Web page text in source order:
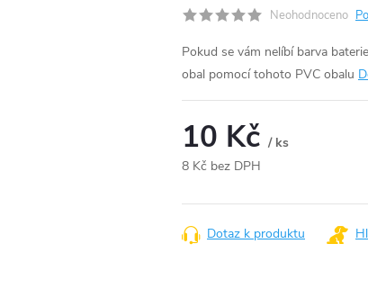
Neohodnoceno
Pokud se vám nelíbí barva
obal pomocí tohoto PVC obalu
10 Kč / ks
8 Kč bez DPH
cena:
Dotaz k produktu